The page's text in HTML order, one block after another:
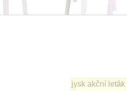
jysk akční leták